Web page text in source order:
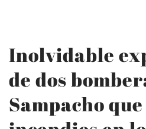
Inolvidable
de dos
Sampacho